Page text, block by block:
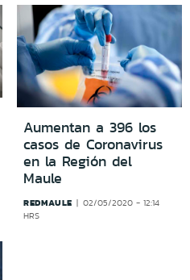
Aumentan a 396 los
casos de Coronavirus
en la Región del
Maule
REDMAULE
02/05/2020 - 12:14
HRS